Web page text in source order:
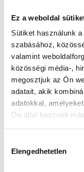
Ez a weboldal
Sütiket használunk
szabásához,
valamint
közösségi média-,
megosztjuk az Ön
adatait, akik
adatokkal,
Ön által használt
kiválasztása
Elengedhetetlen
Méretek
Hossz: 630 cm
Belső hossz: 535 cm
Paraméterek
Szélesség: 256 cm
A típussal
weboldalon